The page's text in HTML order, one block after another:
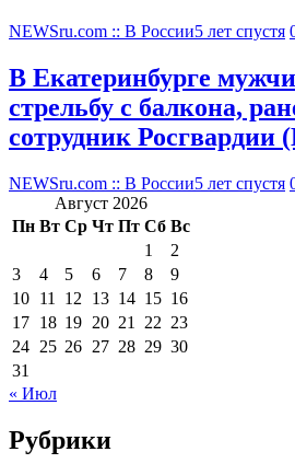
NEWSru.com :: В России5 лет спустя
В Екатеринбурге
стрельбу с балкона,
сотрудник
NEWSru.com :: В России5 лет спустя
Август 2026
Пн Вт Ср Чт Пт Сб Вс
1
2
3
4 5 6 7 8
9
10 11 12 13 14 15 16
17 18 19 20 21 22 23
24 25 26 27 28 29 30
31
« Июл
Рубрики